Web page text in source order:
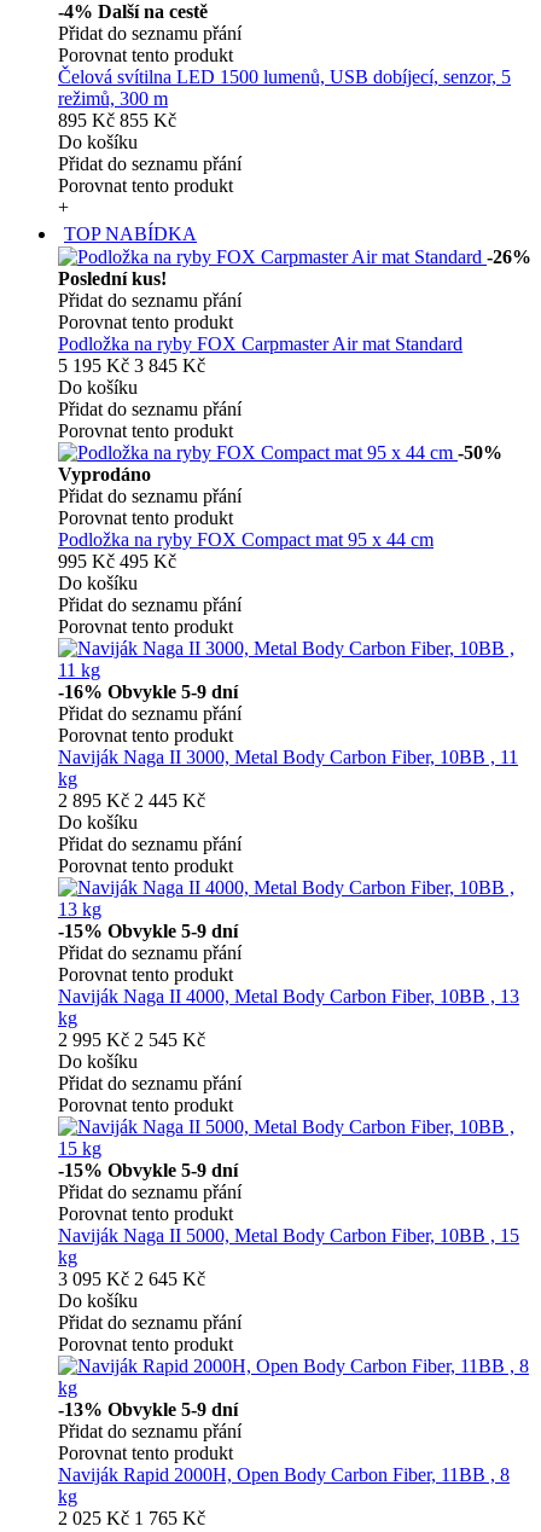
-4% Další na cestě
Přidat do seznamu přání
Porovnat tento produkt
Čelová svítilna LED 1500 lumenů, USB dobíjecí, senzor, 5
režimů, 300 m
895 Kč 855 Kč
Do košíku
Přidat do seznamu přání
Porovnat tento produkt
+
TOP NABÍDKA
-26%
Poslední kus!
Přidat do seznamu přání
Porovnat tento produkt
Podložka na ryby FOX Carpmaster Air mat Standard
5 195 Kč 3 845 Kč
Do košíku
Přidat do seznamu přání
Porovnat tento produkt
-50%
Vyprodáno
Přidat do seznamu přání
Porovnat tento produkt
Podložka na ryby FOX Compact mat 95 x 44 cm
995 Kč 495 Kč
Do košíku
Přidat do seznamu přání
Porovnat tento produkt
-16% Obvykle 5-9 dní
Přidat do seznamu přání
Porovnat tento produkt
Naviják Naga II 3000, Metal Body Carbon Fiber, 10BB , 11
kg
2 895 Kč 2 445 Kč
Do košíku
Přidat do seznamu přání
Porovnat tento produkt
-15% Obvykle 5-9 dní
Přidat do seznamu přání
Porovnat tento produkt
Naviják Naga II 4000, Metal Body Carbon Fiber, 10BB , 13
kg
2 995 Kč 2 545 Kč
Do košíku
Přidat do seznamu přání
Porovnat tento produkt
-15% Obvykle 5-9 dní
Přidat do seznamu přání
Porovnat tento produkt
Naviják Naga II 5000, Metal Body Carbon Fiber, 10BB , 15
kg
3 095 Kč 2 645 Kč
Do košíku
Přidat do seznamu přání
Porovnat tento produkt
-13% Obvykle 5-9 dní
Přidat do seznamu přání
Porovnat tento produkt
Naviják Rapid 2000H, Open Body Carbon Fiber, 11BB , 8
kg
2 025 Kč 1 765 Kč